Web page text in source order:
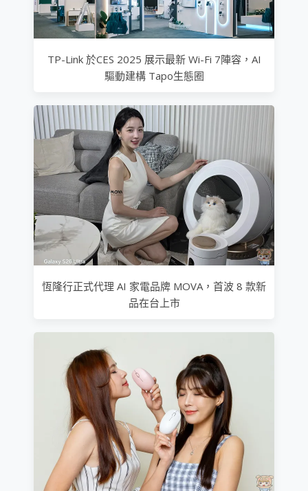
TP-Link 於CES 2025 展示最新 Wi-Fi 7陣容，AI
驅動建構 Tapo生態圈
恆隆行正式代理 AI 家電品牌 MOVA，首波 8 款新
品在台上市